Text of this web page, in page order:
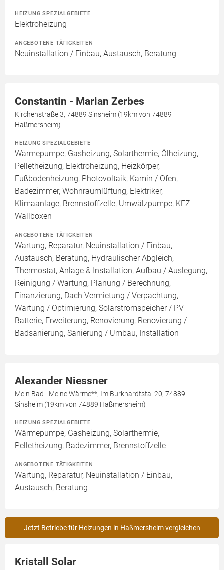
HEIZUNG SPEZIALGEBIETE
Elektroheizung
ANGEBOTENE TÄTIGKEITEN
Neuinstallation / Einbau, Austausch, Beratung
Constantin - Marian Zerbes
Kirchenstraße 3, 74889 Sinsheim (19km von 74889
Haßmersheim)
HEIZUNG SPEZIALGEBIETE
Wärmepumpe, Gasheizung, Solarthermie, Ölheizung,
Pelletheizung, Elektroheizung, Heizkörper,
Fußbodenheizung, Photovoltaik, Kamin / Ofen,
Badezimmer, Wohnraumlüftung, Elektriker,
Klimaanlage, Brennstoffzelle, Umwälzpumpe, KFZ
Wallboxen
ANGEBOTENE TÄTIGKEITEN
Wartung, Reparatur, Neuinstallation / Einbau,
Austausch, Beratung, Hydraulischer Abgleich,
Thermostat, Anlage & Installation, Aufbau / Auslegung,
Reinigung / Wartung, Planung / Berechnung,
Finanzierung, Dach Vermietung / Verpachtung,
Wartung / Optimierung, Solarstromspeicher / PV
Batterie, Erweiterung, Renovierung, Renovierung /
Badsanierung, Sanierung / Umbau, Installation
Alexander Niessner
Mein Bad - Meine Wärme**, Im Burkhardtstal 20, 74889
Sinsheim (19km von 74889 Haßmersheim)
HEIZUNG SPEZIALGEBIETE
Wärmepumpe, Gasheizung, Solarthermie,
Pelletheizung, Badezimmer, Brennstoffzelle
ANGEBOTENE TÄTIGKEITEN
Wartung, Reparatur, Neuinstallation / Einbau,
Austausch, Beratung
Jetzt Betriebe für Heizungen in Haßmersheim vergleichen
Kristall Solar